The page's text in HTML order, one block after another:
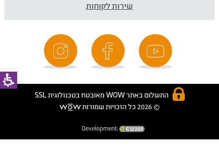
שירות לקוחות
התשלום באתר WOW מאובטח בטכנולוגית SSL
© 2026 כל הזכויות שמורות
Development: